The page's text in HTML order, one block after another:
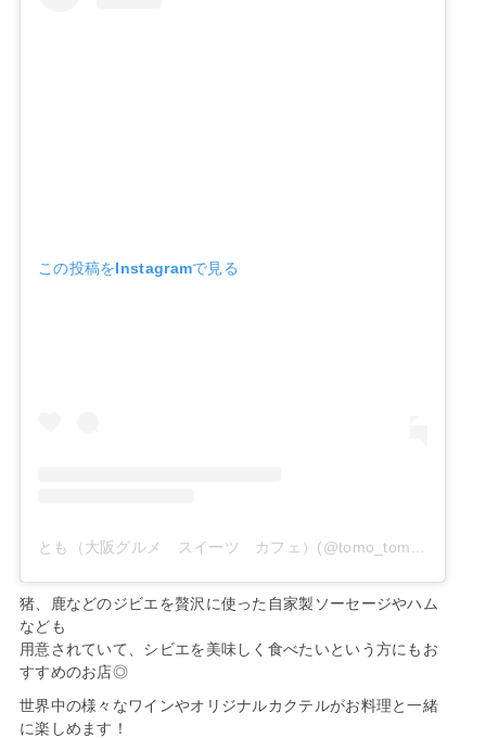
この投稿をInstagramで見る
猪、鹿などのジビエを贅沢に使った自家製ソーセージやハム
なども
用意されていて、シビエを美味しく食べたいという方にもお
すすめのお店◎
世界中の様々なワインやオリジナルカクテルがお料理と一緒
に楽しめます！